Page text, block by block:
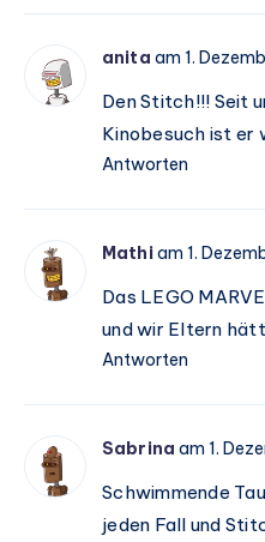
anita am 1.
Den Stitch!!! Seit
Kinobesuch ist er
Antworten
Mathiam 1.
Das LEGO
und wir Eltern
Antworten
Sabrina am 1.
Schwimmende
jeden Fall und